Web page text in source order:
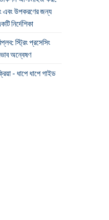
এবং উপকরণের জন্য
নির্দেশিকা
স্ট্রিং প্রসেসিং
অন্বেষণ
- ধাপে ধাপে গাইড